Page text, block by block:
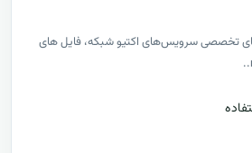
تخصصی سرویس‌های اکتیو شبکه، فایل های